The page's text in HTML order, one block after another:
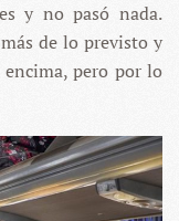
y no pasó nada.
de lo previsto y
pero por lo